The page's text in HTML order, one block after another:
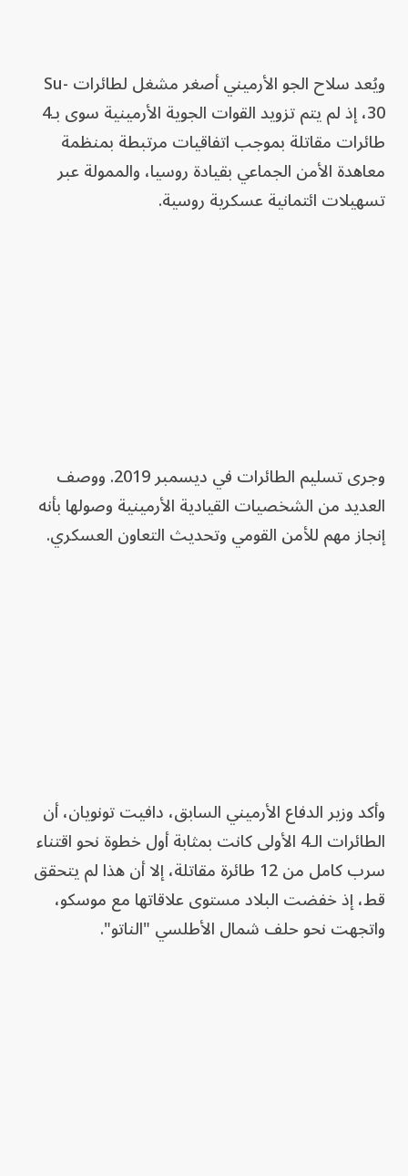
ويُعد سلاح الجو الأرميني أصغر مشغل لطائرات Su-
30، إذ لم يتم تزويد ​​القوات الجوية الأرمينية سوى بـ4
طائرات مقاتلة بموجب اتفاقيات مرتبطة بمنظمة
معاهدة الأمن الجماعي بقيادة روسيا، والممولة عبر
تسهيلات ائتمانية عسكرية روسية.
وجرى تسليم الطائرات في ديسمبر 2019. ووصف
العديد من الشخصيات القيادية الأرمينية وصولها بأنه
إنجاز مهم للأمن القومي وتحديث التعاون العسكري.
وأكد وزير الدفاع الأرميني السابق، دافيت تونويان، أن
الطائرات الـ4 الأولى كانت بمثابة أول خطوة نحو اقتناء
سرب كامل من 12 طائرة مقاتلة، إلا أن هذا لم يتحقق
قط، إذ خفضت البلاد مستوى علاقاتها مع موسكو،
واتجهت نحو حلف شمال الأطلسي "الناتو".